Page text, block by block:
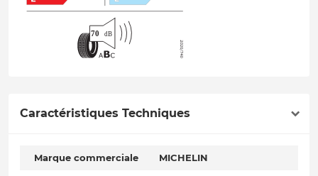
Caractéristiques Techniques
Marque commerciale MICHELIN